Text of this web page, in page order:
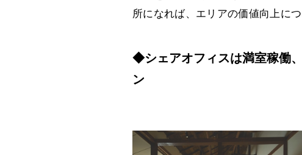
所になれば、エリアの価値向上に
◆シェアオフィスは満室稼働
ン